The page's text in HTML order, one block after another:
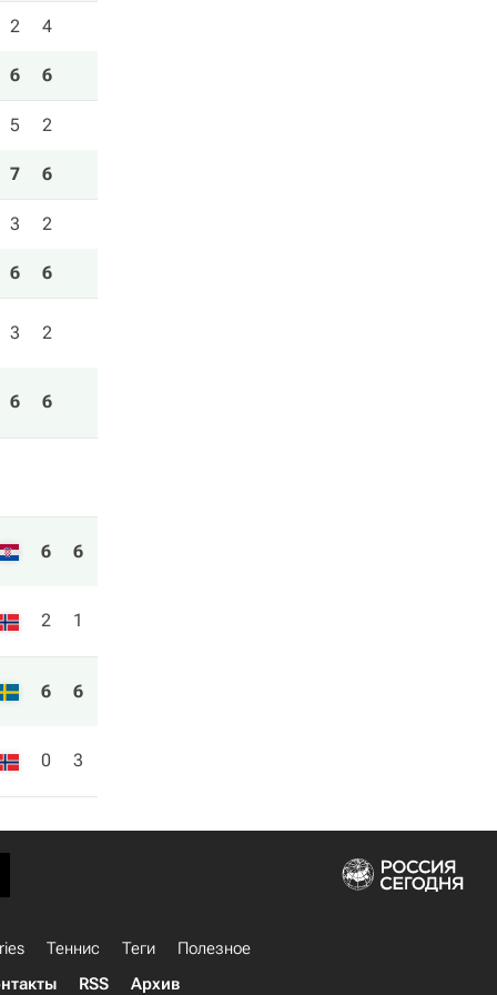
2 4
6 6
5 2
7 6
3 2
6 6
3 2
6 6
6 6
2 1
6 6
0 3
Теннис Теги
Полезное
RSS Архив